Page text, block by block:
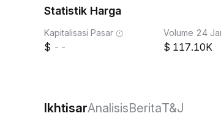
Statistik Harga
Kapitalisasi Pasar
--
Volume 24
117.10K
IkhtisarAnalisisBeritaT&J